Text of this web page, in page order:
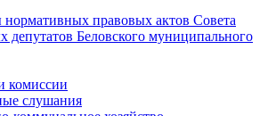
правовых актов Совета
депутатов Беловского муниципального
комиссии
слушания